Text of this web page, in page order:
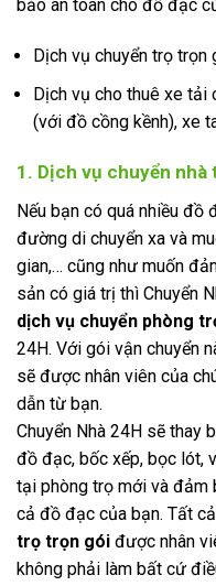
bảo an toàn cho đồ đạc
Dịch vụ chuyển trọ trọn
Dịch vụ cho thuê xe tải
(với đồ cồng kềnh), xe
1. Dịch vụ chuyển
Nếu bạn có quá nhiều đồ
đường di chuyển xa và
gian,… cũng như muốn
sản có giá trị thì Chuyển
dịch vụ chuyển phòng
24H. Với gói vận chuyển
sẽ được nhân viên của
dẫn từ bạn.
Chuyển Nhà 24H sẽ thay
đồ đạc, bốc xếp, bọc lót,
tại phòng trọ mới và đảm
cả đồ đạc của bạn. Tất
trọ trọn gói được nhân
không phải làm bất cứ